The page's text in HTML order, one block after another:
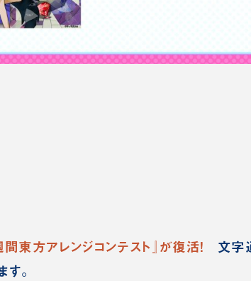
間東方アレンジコンテスト』が復活！
文字
。